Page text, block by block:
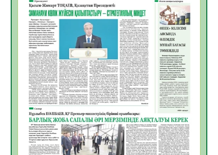
ӘРБІР ДАУЫС – ҚОҒАМ ДАМУЫНА
ҚОСЫЛҒАН ҮЛЕС
05.08.2026
26
ҚҰРЫЛТАЙ САЙЛАУЫ – БІРЛІК ПЕН
ЖАУАПКЕРШІЛІККЕ БАСТАЙТЫН ҚАДАМ
05.08.2026
24
Мектептен – Ұлттық ұлан сапына
04.08.2026
34
Үкіметтік емес ұйымдарға арналған
сыйлықақы конкурсына өтінім қабылдау
басталды
04.08.2026
38